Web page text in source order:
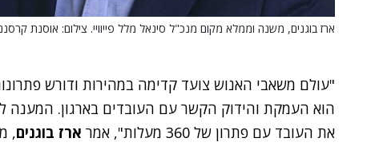
ארז בוגנים, משנה וממלא מקום מנכ"ל סינאל מלל פייוויי. צילום: אוסנת
"עולם משאבי האנוש צועד קדימה במהירות ודורש
הוא העמקת והידוק הקשר עם העובדים בארגון. המענה
את העובד עם פתרון של 360 מעלות", אמר
ארז בוגנים,